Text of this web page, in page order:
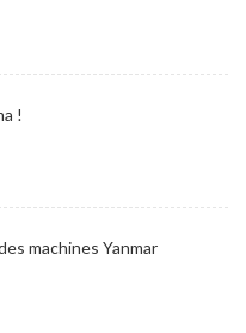
!
machines Yanmar